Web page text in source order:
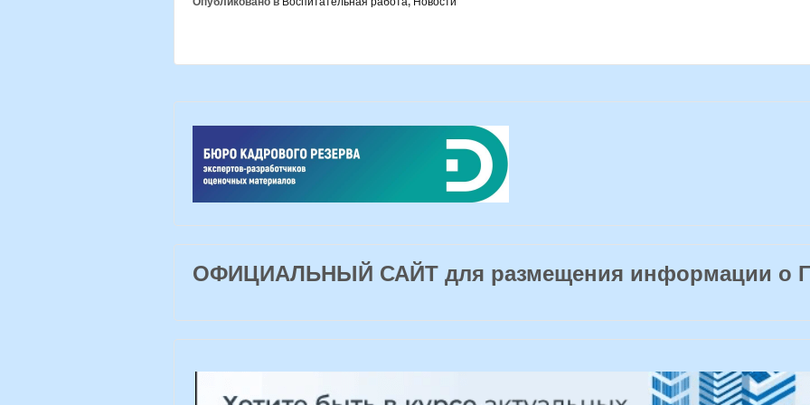
ОФИЦИАЛЬНЫЙ САЙТ для размещения информации о